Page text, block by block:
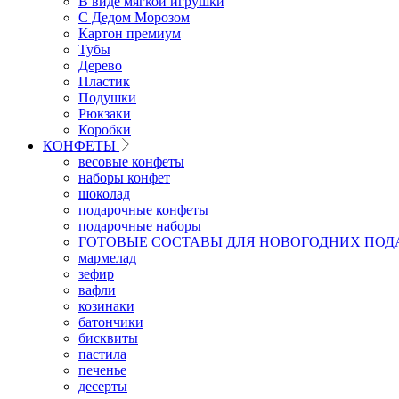
С Дедом Морозом
Картон премиум
Тубы
Дерево
Пластик
Подушки
Рюкзаки
Коробки
КОНФЕТЫ
весовые конфеты
наборы конфет
шоколад
подарочные конфеты
подарочные наборы
ГОТОВЫЕ СОСТАВЫ ДЛЯ НОВОГОДНИХ
мармелад
зефир
вафли
козинаки
батончики
бисквиты
пастила
печенье
десерты